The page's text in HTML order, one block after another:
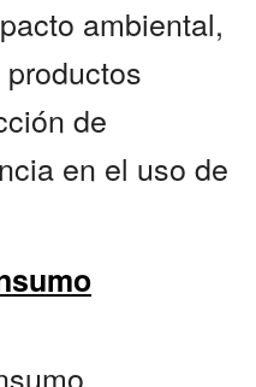
ambiental,
de
en el uso de